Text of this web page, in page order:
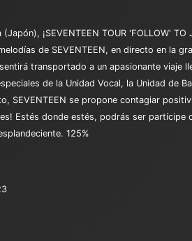
¡SEVENTEEN TOUR 'FOLLOW'
de SEVENTEEN, en directo en la
transportado a un apasionante viaje
de la Unidad Vocal, la Unidad de
SEVENTEEN se propone contagiar
Estés donde estés, podrás ser partícipe
125%